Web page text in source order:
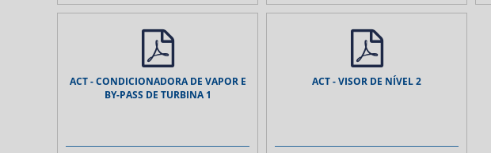
ACT - CONDICIONADORA DE VAPOR E
BY-PASS DE TURBINA 1
ACT - VISOR DE NÍVEL 2